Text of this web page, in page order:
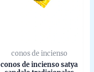
conos de incienso
conos de incienso satya